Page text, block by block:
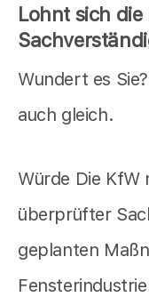
Lohnt sich
Wundert es
auch gleich.
Würde Die KfW
überprüfter
geplanten